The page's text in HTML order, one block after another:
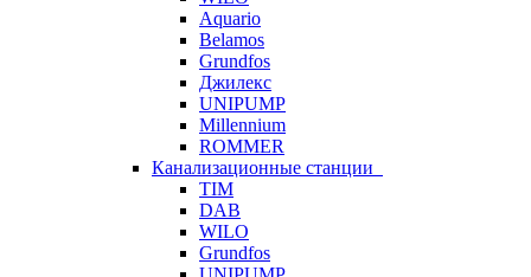
Aquario
Belamos
Grundfos
Джилекс
UNIPUMP
Millennium
ROMMER
Канализационные станции
TIM
DAB
WILO
Grundfos